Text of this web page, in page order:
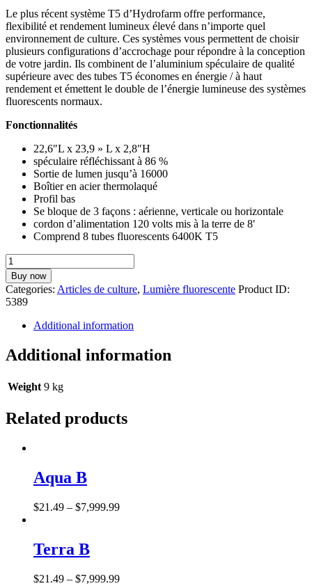
Le plus récent système T5 d’Hydrofarm offre performance,
flexibilité et rendement lumineux élevé dans n’importe quel
environnement de culture. Ces systèmes vous permettent de choisir
plusieurs configurations d’accrochage pour répondre à la conception
de votre jardin. Ils combinent de l’aluminium spéculaire de qualité
supérieure avec des tubes T5 économes en énergie / à haut
rendement et émettent le double de l’énergie lumineuse des systèmes
fluorescents normaux.
Fonctionnalités
22,6″L x 23,9 » L x 2,8″H
spéculaire réfléchissant à 86 %
Sortie de lumen jusqu’à 16000
Boîtier en acier thermolaqué
Profil bas
Se bloque de 3 façons : aérienne, verticale ou horizontale
cordon d’alimentation 120 volts mis à la terre de 8′
Comprend 8 tubes fluorescents 6400K T5
Agrobrite
T5
192W
2'
Tube
avec
Lampes
Buy now
Categories: Articles de culture, Lumière fluorescente Product ID:
5389
Additional information
Additional information
Weight 9 kg
Related products
Aqua B
$21 .49 – $7,999.99
Terra B
$21 .49 – $7,999.99